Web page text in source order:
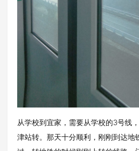
从学校到宜家，需要从学校的3号线
津站转。那天十分顺利，刚刚到达地